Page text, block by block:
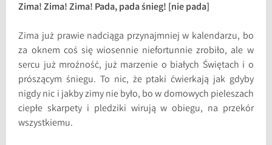
Zima! Zima! Zima! Pada, pada śnieg! [nie pada]
Zima już prawie nadciąga przynajmniej w kalendarzu, bo
za oknem coś się wiosennie niefortunnie zrobiło, ale w
sercu już mroźność, już marzenie o białych Świętach i o
prószącym śniegu. To nic, że ptaki ćwierkają jak gdyby
nigdy nic i jakby zimy nie było, bo w domowych pieleszach
ciepłe skarpety i pledziki wirują w obiegu, na przekór
wszystkiemu.